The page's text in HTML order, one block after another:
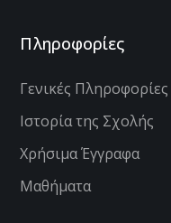
Πληροφορίες
Γενικές Πληροφορίες
Ιστορία της Σχολής
Χρήσιμα Έγγραφα
Μαθήματα